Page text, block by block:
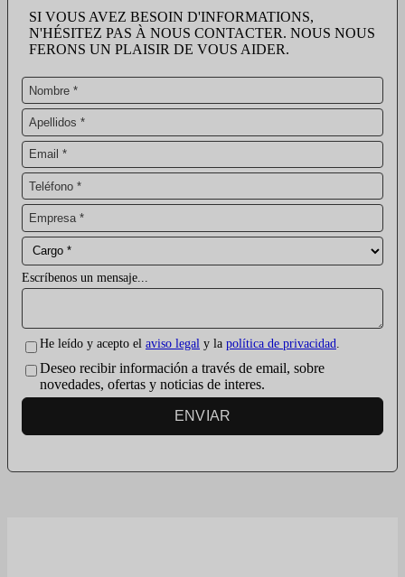
SI VOUS AVEZ BESOIN D'INFORMATIONS,
N'HÉSITEZ PAS À NOUS CONTACTER. NOUS NOUS
FERONS UN PLAISIR DE VOUS AIDER.
Escríbenos un mensaje...
He leído y acepto el aviso legal y la política de privacidad.
Deseo recibir información a través de email, sobre
novedades, ofertas y noticias de interes.
ENVIAR